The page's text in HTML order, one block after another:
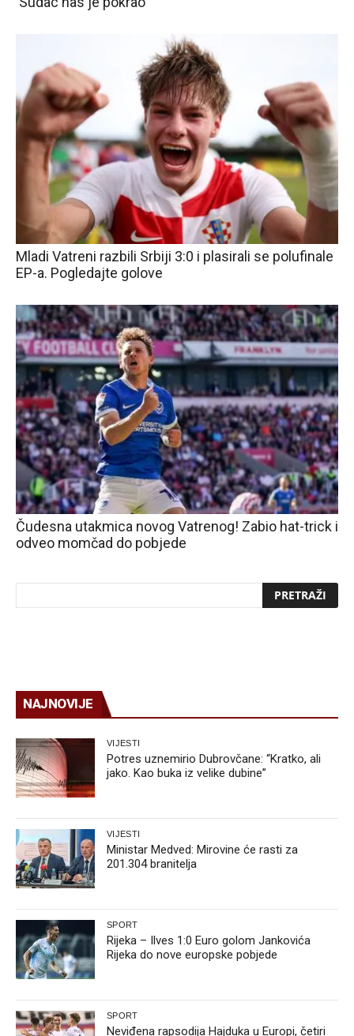
Mladi Vatreni razbili Srbiji 3:0 i plasirali se polufinale
EP-a. Pogledajte golove
Čudesna utakmica novog Vatrenog! Zabio hat-trick i
odveo momčad do pobjede
NAJNOVIJE
VIJESTI
Potres uznemirio Dubrovčane: “Kratko, ali
jako. Kao buka iz velike dubine”
VIJESTI
Ministar Medved: Mirovine će rasti za
201.304 branitelja
SPORT
Rijeka – Ilves 1:0 Euro golom Jankovića
Rijeka do nove europske pobjede
SPORT
Neviđena rapsodija Hajduka u Europi, četiri